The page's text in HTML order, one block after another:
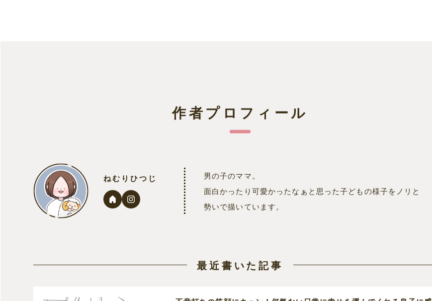
作者プロフィール
ねむりひつじ
男の子のママ。
面白かったり可愛かったなぁと思った子どもの様子をノリと
勢いで描いています。
最近書いた記事